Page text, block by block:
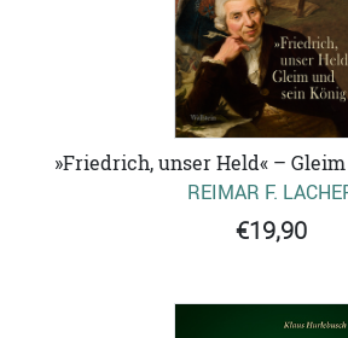
»Friedrich, unser Held« –
REIMAR F.
€19,90